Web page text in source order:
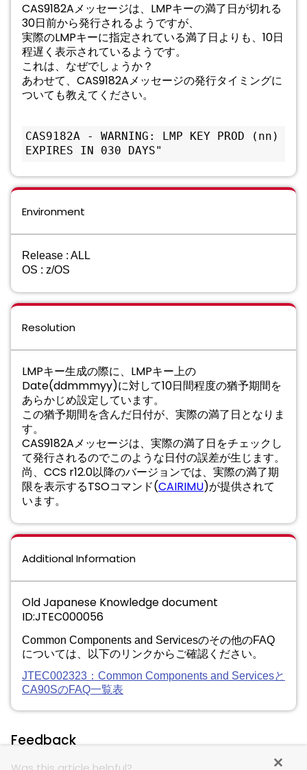
CAS9182Aメッセージは、LMPキーの満了⽇が切れる
30⽇前から発⾏されるようですが、
実際のLMPキーに指定されている満了⽇よりも、10⽇
程遅く表⽰されているようです。
これは、なぜでしょうか？
あわせて、CAS9182Aメッセージの発⾏タイミングに
ついても教えてください。
CAS9182A - WARNING: LMP KEY PROD (nn)
EXPIRES IN 030 DAYS"
Environment
Release : ALL
OS : z/OS
Resolution
LMPキー⽣成の際に、LMPキー上の
Date(ddmmmyy)に対して10⽇間程度の猶予期間を
あらかじめ設定しています。
この猶予期間を含んだ⽇付が、実際の満了⽇となりま
す。
CAS9182Aメッセージは、実際の満了⽇をチェックし
て発⾏されるのでこのような⽇付の誤差が⽣じます。
尚、CCS r12.0以降のバージョンでは、実際の満了期
限を表⽰するTSOコマンド(CAIRIMU)が提供されて
います。
Additional Information
Old Japanese Knowledge document
ID:JTEC000056
Common Components and Servicesのその他のFAQ
については、以下のリンクからご確認ください。
JTEC002323：Common Components and Servicesと
CA90SのFAQ一覧表
Feedback